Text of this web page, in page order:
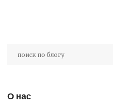
О нас